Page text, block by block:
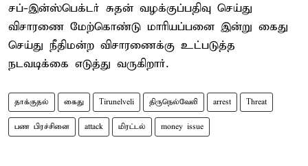
சப்-இன்ஸ்பெக்டர் சுதன் வழக்குப்பதிவு செய்து
விசாரணை மேற்கொண்டு மாரியப்பனை இன்று கைது
செய்து நீதிமன்ற விசாரணைக்கு உட்படுத்த
நடவடிக்கை எடுத்து வருகிறார்.
தாக்குதல் கைது Tirunelveli திருநெல்வேலி arrest Threat
பண பிரச்சினை attack மிரட்டல் money issue